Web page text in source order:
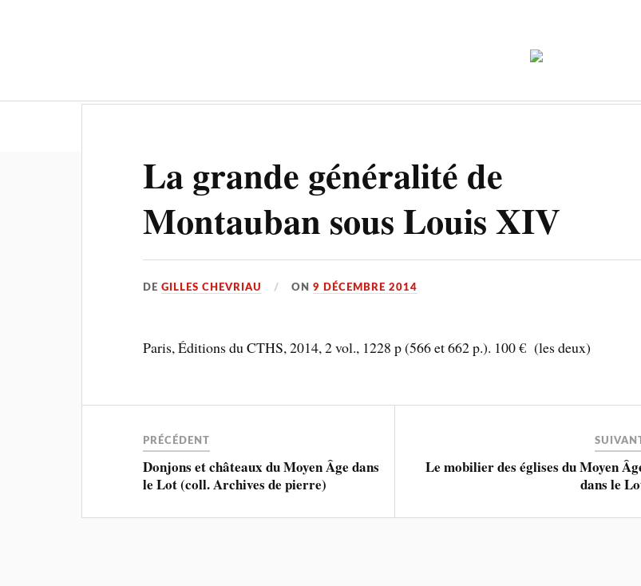
La grande généralité de
Montauban sous Louis XIV
DEGILLES CHEVRIAU ON9 DÉCEMBRE 2014
Paris, Éditions du CTHS, 2014, 2 vol., 1228 p (566 et 662 p.). 100 € (les deux)
PRÉCÉDENT
Donjons et châteaux du Moyen Âge dans
le Lot (coll. Archives de pierre)
Le mobilier des églises du Moyen
dans le